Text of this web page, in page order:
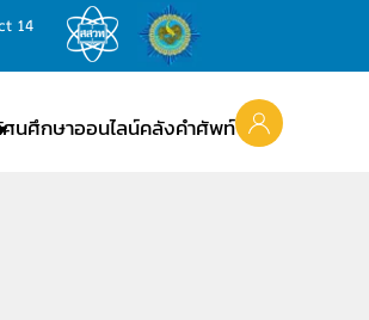
14
นศึกษาออนไลน์คลังคำศัพท์